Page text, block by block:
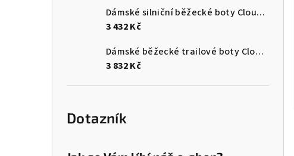
Dámské silniční běžecké boty Cloudsurfer Max
3 432 Kč
Dámské běžecké trailové boty Cloudultra 3
3 832 Kč
Dotazník